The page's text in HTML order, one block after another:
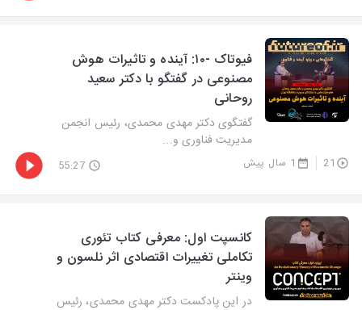
فیوتاک -۱۰: آینده و تاثیرات هوش
مصنوعی در گفتگو با دکتر سعید
روحانی
گفتگوی دکتر مهدی محمدی، رئیس انجمن
مدیریت فناوری و...
21 1 سال پیش 55:27
کانسپت اول: معرفی کتاب تئوری
تکاملی تغییرات اقتصادی اثر نلسون و
وینتر
در این پادکست دکتر مهدی محمدی، رئیس